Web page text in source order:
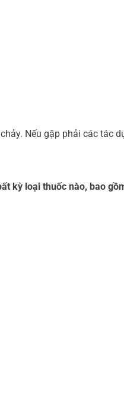
Nếu gặp phải các tác
kỳ loại thuốc nào, bao